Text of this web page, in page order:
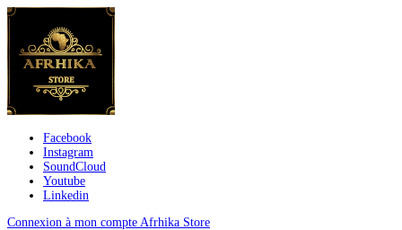
Facebook
Instagram
SoundCloud
Youtube
Linkedin
Connexion à mon compte Afrhika Store